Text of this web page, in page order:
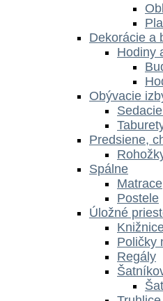
Dekorácie a
Hodiny
Obývacie
Predsiene,
Spálne
Matrace
Postele
Úložné
Poličky
Regály